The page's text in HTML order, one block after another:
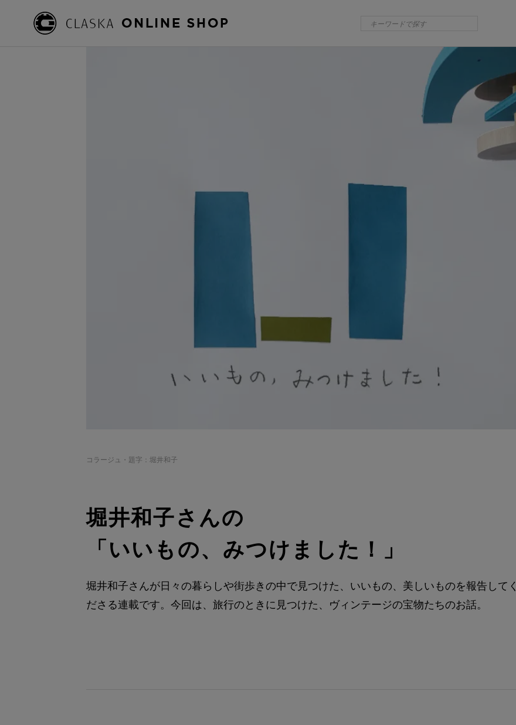
コラージュ・題字：堀井和子
堀井和子さんの
「いいもの、みつけました！」
堀井和子さんが日々の暮らしや街歩きの中で見つけた、いいもの、美しいものを報告してく
ださる連載です。今回は、旅行のときに見つけた、ヴィンテージの宝物たちのお話。